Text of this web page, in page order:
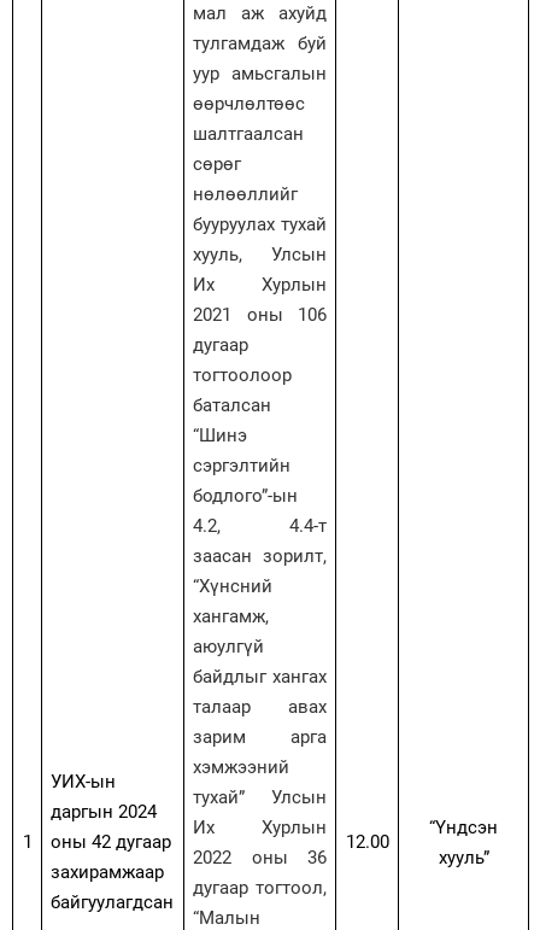
1
УИХ-ын
даргын 2024
оны 42 дугаар
захирамжаар
байгуулагдсан
мал аж ахуйд
тулгамдаж буй
уур амьсгалын
өөрчлөлтөөс
шалтгаалсан
сөрөг
нөлөөллийг
бууруулах тухай
хууль, Улсын
Их Хурлын
2021 оны 106
дугаар
тогтоолоор
баталсан
“Шинэ
сэргэлтийн
бодлого”-ын
4.2, 4.4-т
заасан зорилт,
“Хүнсний
хангамж,
аюулгүй
байдлыг хангах
талаар авах
зарим арга
хэмжээний
тухай” Улсын
Их Хурлын
2022 оны 36
дугаар тогтоол,
“Малын
12.00
“Үндсэн
хууль”